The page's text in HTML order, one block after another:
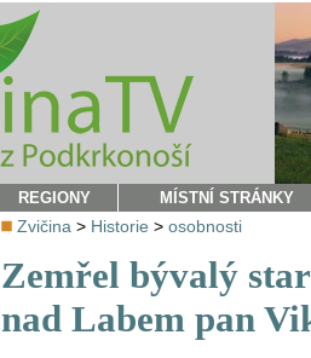
REGIONY MÍSTNÍ STRÁNKY
Zvičina > Historie > osobnosti
Zemřel bývalý
nad Labem pan